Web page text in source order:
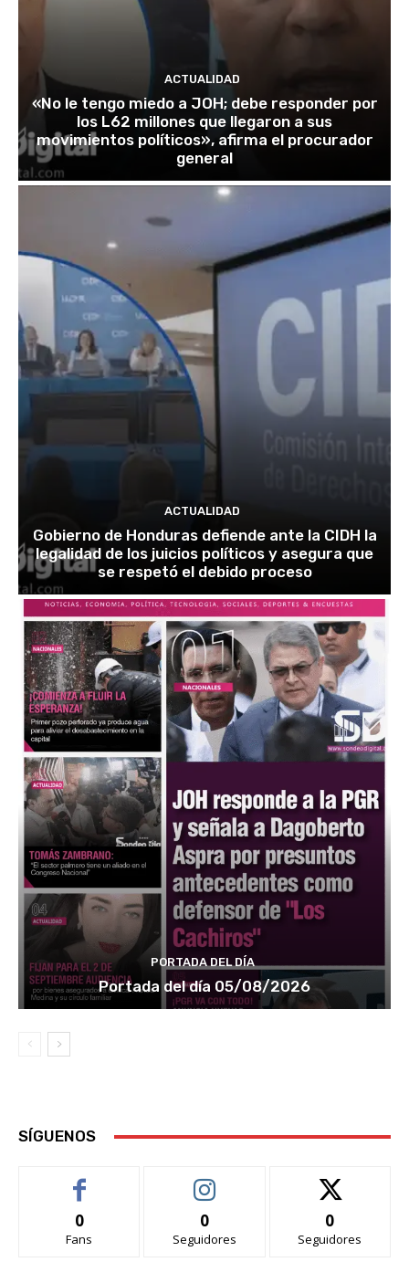
ACTUALIDAD
«No le tengo miedo a JOH; debe responder por
los L62 millones que llegaron a sus
movimientos políticos», afirma el procurador
general
ACTUALIDAD
Gobierno de Honduras defiende ante la CIDH la
legalidad de los juicios políticos y asegura que
se respetó el debido proceso
PORTADA DEL DÍA
Portada del día 05/08/2026
SÍGUENOS
0
Fans
0
Seguidores
0
Seguidores